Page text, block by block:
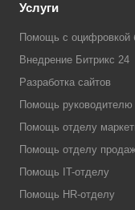
Услуги
Помощь с оцифровкой
Внедрение Битрикс 24
Разработка сайтов
Помощь руководителю
Помощь отделу
Помощь отделу
Помощь IT-отделу
Помощь HR-отделу